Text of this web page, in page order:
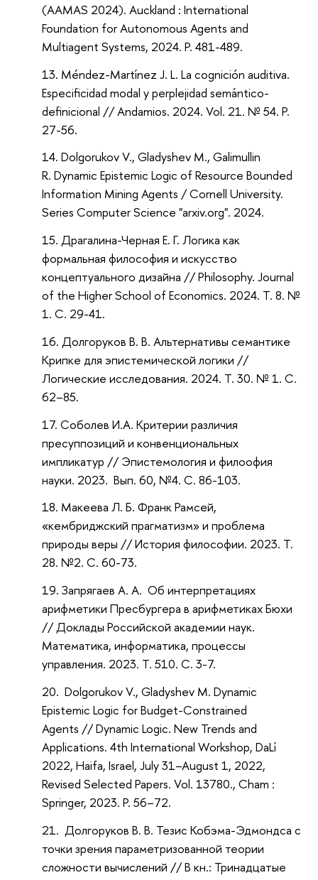
(AAMAS 2024). Auckland : International
Foundation for Autonomous Agents and
Multiagent Systems, 2024. P. 481-489.
Méndez-Martínez J. L. La cognición auditiva.
Especificidad modal y perplejidad semántico-
definicional // Andamios. 2024. Vol. 21. № 54. P.
27-56.
Dolgorukov V., Gladyshev M., Galimullin
R. Dynamic Epistemic Logic of Resource Bounded
Information Mining Agents / Cornell University.
Series Computer Science "arxiv.org". 2024.
Драгалина-Черная Е. Г. Логика как
формальная философия и искусство
концептуального дизайна // Philosophy. Journal
of the Higher School of Economics. 2024. Т. 8. №
1. С. 29-41.
Долгоруков В. В. Альтернативы семантике
Крипке для эпистемической логики //
Логические исследования. 2024. Т. 30. № 1. С.
62–85.
Соболев И.А. Критерии различия
пресуппозиций и конвенциональных
импликатур // Эпистемология и филоофия
науки. 2023. Вып. 60, №4. C. 86-103.
Макеева Л. Б. Франк Рамсей,
«кембриджский прагматизм» и проблема
природы веры // История философии. 2023. Т.
28. №2. С. 60-73.
Запрягаев А. А. Об интерпретациях
арифметики Пресбургера в арифметиках Бюхи
// Доклады Российской академии наук.
Математика, информатика, процессы
управления. 2023. Т. 510. С. 3-7.
Dolgorukov V., Gladyshev M. Dynamic
Epistemic Logic for Budget-Constrained
Agents // Dynamic Logic. New Trends and
Applications. 4th International Workshop, DaLí
2022, Haifa, Israel, July 31–August 1, 2022,
Revised Selected Papers. Vol. 13780., Cham :
Springer, 2023. P. 56–72.
Долгоруков В. В. Тезис Кобэма-Эдмондса с
точки зрения параметризованной теории
сложности вычислений // В кн.: Тринадцатые